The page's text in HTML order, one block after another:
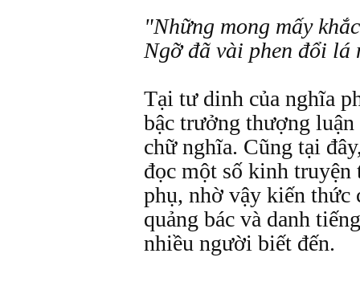
"Những mong mấy
Ngỡ đã vài phen đổi lá
Tại tư dinh của nghĩa
bậc trưởng thượng
chữ nghĩa. Cũng tại
đọc một số kinh
phụ, nhờ vậy kiến thức
quảng bác và danh
nhiều người biết đến.